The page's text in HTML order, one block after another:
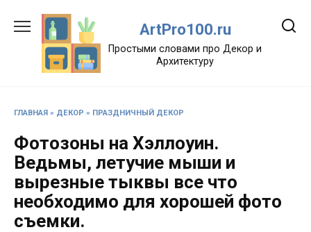
содержанию
ArtPro100.ru
Простыми словами про Декор и
Архитектуру
ГЛАВНАЯ » ДЕКОР » ПРАЗДНИЧНЫЙ ДЕКОР
Фотозоны на Хэллоуин.
Ведьмы, летучие мыши и
вырезные тыквы все что
необходимо для хорошей фото
съемки.